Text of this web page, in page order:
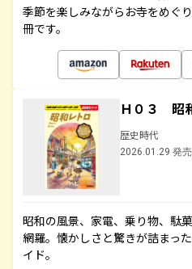
季節を楽しみながらお寺をめぐ
冊です。
Ｈ０３ 昭
歴史時代
2026.01.29 発売
昭和の風景、家電、乗り物、駄
網羅。懐かしさと驚きが詰まっ
イド。